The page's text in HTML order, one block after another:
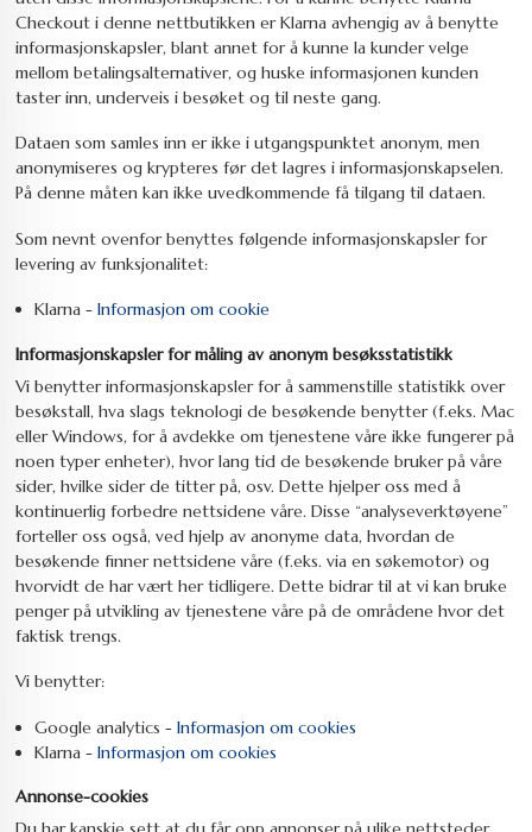
Checkout i denne nettbutikken er Klarna avhengig av å benytte
informasjonskapsler, blant annet for å kunne la kunder velge
mellom betalingsalternativer, og huske informasjonen kunden
taster inn, underveis i besøket og til neste gang.
Dataen som samles inn er ikke i utgangspunktet anonym, men
anonymiseres og krypteres før det lagres i informasjonskapselen.
På denne måten kan ikke uvedkommende få tilgang til dataen.
Som nevnt ovenfor benyttes følgende informasjonskapsler for
levering av funksjonalitet:
Klarna - Informasjon om cookie
Informasjonskapsler for måling av anonym besøksstatistikk
Vi benytter informasjonskapsler for å sammenstille statistikk over
besøkstall, hva slags teknologi de besøkende benytter (f.eks. Mac
eller Windows, for å avdekke om tjenestene våre ikke fungerer på
noen typer enheter), hvor lang tid de besøkende bruker på våre
sider, hvilke sider de titter på, osv. Dette hjelper oss med å
kontinuerlig forbedre nettsidene våre. Disse “analyseverktøyene”
forteller oss også, ved hjelp av anonyme data, hvordan de
besøkende finner nettsidene våre (f.eks. via en søkemotor) og
hvorvidt de har vært her tidligere. Dette bidrar til at vi kan bruke
penger på utvikling av tjenestene våre på de områdene hvor det
faktisk trengs.
Vi benytter:
Google analytics - Informasjon om cookies
Klarna - Informasjon om cookies
Annonse-cookies